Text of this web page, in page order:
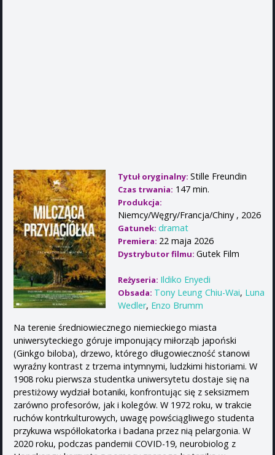
Tytuł oryginalny: Stille Freundin
Czas trwania: 147 min.
Produkcja:
Niemcy/Węgry/Francja/Chiny , 2026
Gatunek: dramat
Premiera: 22 maja 2026
Dystrybutor filmu: Gutek Film
Reżyseria: Ildiko Enyedi
Obsada: Tony Leung Chiu-Wai, Luna
Wedler, Enzo Brumm
Na terenie średniowiecznego niemieckiego miasta
uniwersyteckiego góruje imponujący miłorząb japoński
(Ginkgo biloba), drzewo, którego długowieczność stanowi
wyraźny kontrast z trzema intymnymi, ludzkimi historiami. W
1908 roku pierwsza studentka uniwersytetu dostaje się na
prestiżowy wydział botaniki, konfrontując się z seksizmem
zarówno profesorów, jak i kolegów. W 1972 roku, w trakcie
ruchów kontrkulturowych, uwagę powściągliwego studenta
przykuwa współlokatorka i badana przez nią pelargonia. W
2020 roku, podczas pandemii COVID-19, neurobiolog z